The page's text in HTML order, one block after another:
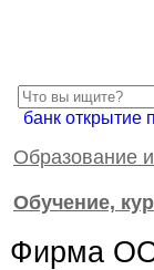
банк открытие
Образование
Обучение,
Фирма